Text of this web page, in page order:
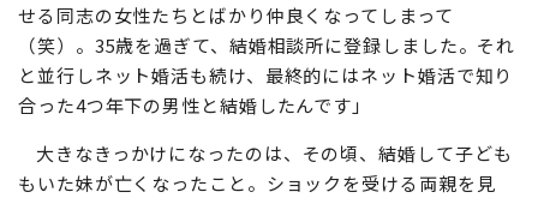
せる同志の女性たちとばかり仲良くなってしまって
（笑）。35歳を過ぎて、結婚相談所に登録しました。それ
と並行しネット婚活も続け、最終的にはネット婚活で知り
合った4つ年下の男性と結婚したんです」
大きなきっかけになったのは、その頃、結婚して子ども
もいた妹が亡くなったこと。ショックを受ける両親を見